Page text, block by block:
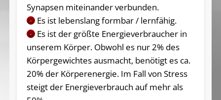
Synapsen miteinander verbunden.
– Es ist lebenslang formbar / lernfähig.
–
Es ist der größte Energieverbraucher in
unserem Körper. Obwohl es nur 2% des
Körpergewichtes ausmacht, benötigt es ca.
20% der Körperenergie. Im Fall von Stress
steigt der Energieverbrauch auf mehr als